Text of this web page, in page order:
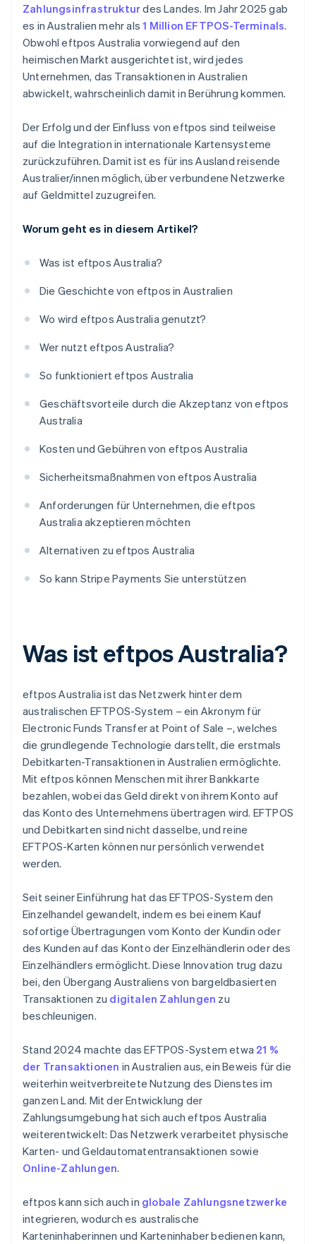
Zahlungsinfrastrukturdes Landes. Im Jahr 2025 gab
es in Australien mehr als1 Million EFTPOS-Terminals.
Obwohl eftpos Australia vorwiegend auf den
heimischen Markt ausgerichtet ist, wird jedes
Unternehmen, das Transaktionen in Australien
abwickelt, wahrscheinlich damit in Berührung kommen.
Der Erfolg und der Einfluss von eftpos sind teilweise
auf die Integration in internationale Kartensysteme
zurückzuführen. Damit ist es für ins Ausland reisende
Australier/innen möglich, über verbundene Netzwerke
auf Geldmittel zuzugreifen.
Worum geht es in diesem Artikel?
Was ist eftpos Australia?
Die Geschichte von eftpos in Australien
Wo wird eftpos Australia genutzt?
Wer nutzt eftpos Australia?
So funktioniert eftpos Australia
Geschäftsvorteile durch die Akzeptanz von eftpos
Australia
Kosten und Gebühren von eftpos Australia
Sicherheitsmaßnahmen von eftpos Australia
Anforderungen für Unternehmen, die eftpos
Australia akzeptieren möchten
Alternativen zu eftpos Australia
So kann Stripe Payments Sie unterstützen
Was ist eftpos Australia?
eftpos Australia ist das Netzwerk hinter dem
australischen EFTPOS-System – ein Akronym für
Electronic Funds Transfer at Point of Sale –, welches
die grundlegende Technologie darstellt, die erstmals
Debitkarten-Transaktionen in Australien ermöglichte.
Mit eftpos können Menschen mit ihrer Bankkarte
bezahlen, wobei das Geld direkt von ihrem Konto auf
das Konto des Unternehmens übertragen wird. EFTPOS
und Debitkarten sind nicht dasselbe, und reine
EFTPOS-Karten können nur persönlich verwendet
werden.
Seit seiner Einführung hat das EFTPOS-System den
Einzelhandel gewandelt, indem es bei einem Kauf
sofortige Übertragungen vom Konto der Kundin oder
des Kunden auf das Konto der Einzelhändlerin oder des
Einzelhändlers ermöglicht. Diese Innovation trug dazu
bei, den Übergang Australiens von bargeldbasierten
Transaktionen zu digitalen Zahlungen zu
beschleunigen.
Stand 2024 machte das EFTPOS-System etwa 21 %
der Transaktionen in Australien aus, ein Beweis für die
weiterhin weitverbreitete Nutzung des Dienstes im
ganzen Land. Mit der Entwicklung der
Zahlungsumgebung hat sich auch eftpos Australia
weiterentwickelt: Das Netzwerk verarbeitet physische
Karten- und Geldautomatentransaktionen sowie
Online-Zahlungen.
eftpos kann sich auch in globale Zahlungsnetzwerke
integrieren, wodurch es australische
Karteninhaberinnen und Karteninhaber bedienen kann,